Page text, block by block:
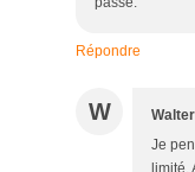
Répondre
W
Je
limité.